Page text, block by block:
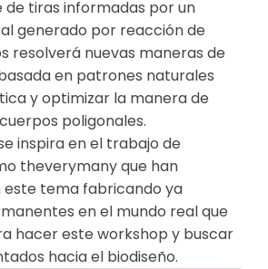
de tiras informadas por un
generado por reacción de
resolverá nuevas maneras de
en patrones naturales
y optimizar la manera de
poligonales.
inspira en el trabajo de
theverymany que han
este tema fabricando ya
en el mundo real que
hacer este workshop y buscar
hacia el biodiseño.